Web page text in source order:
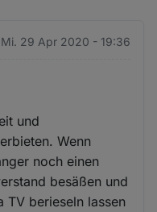
Mi. 29 Apr 2020 - 19:36
und
Wenn
noch einen
besäßen und
TV berieseln lassen